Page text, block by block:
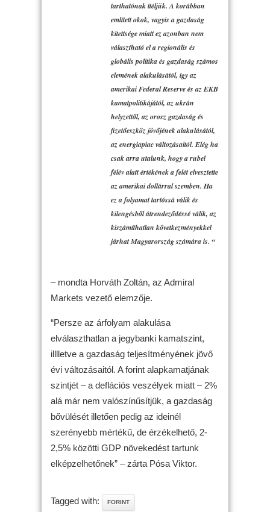
tarthatónak ítéljük. A korábban
említett okok, vagyis a gazdaság
kitettsége miatt ez azonban nem
választható el a regionális és
globális politika és gazdaság számos
elemének alakulásától, így az
amerikai Federal Reserve és az EKB
kamatpolitikájától, az ukrán
helyzettől, az orosz gazdaság és
fizetőeszköz jövőjének alakulásától,
az energiapiac változásaitól. Elég ha
csak arra utalunk, hogy a rubel
félév alatt értékének a felét elvesztette
az amerikai dollárral szemben. Ha
ez a folyamat tartóssá válik és
kilengésből átrendeződéssé válik, az
kiszámíthatlan következményekkel
járhat Magyarország számára is. “
– mondta Horváth Zoltán, az Admiral
Markets vezető elemzője.
“Persze az árfolyam alakulása
elválaszthatlan a jegybanki kamatszint,
illlletve a gazdaság teljesítményének jövő
évi változásaitól. A forint alapkamatjának
szintjét – a deflációs veszélyek miatt – 2%
alá már nem valószínűsítjük, a gazdaság
bővülését illetően pedig az ideinél
szerényebb mértékű, de érzékelhető, 2-
2,5% közötti GDP növekedést tartunk
elképzelhetőnek” – zárta Pósa Viktor.
Tagged with: FORINT